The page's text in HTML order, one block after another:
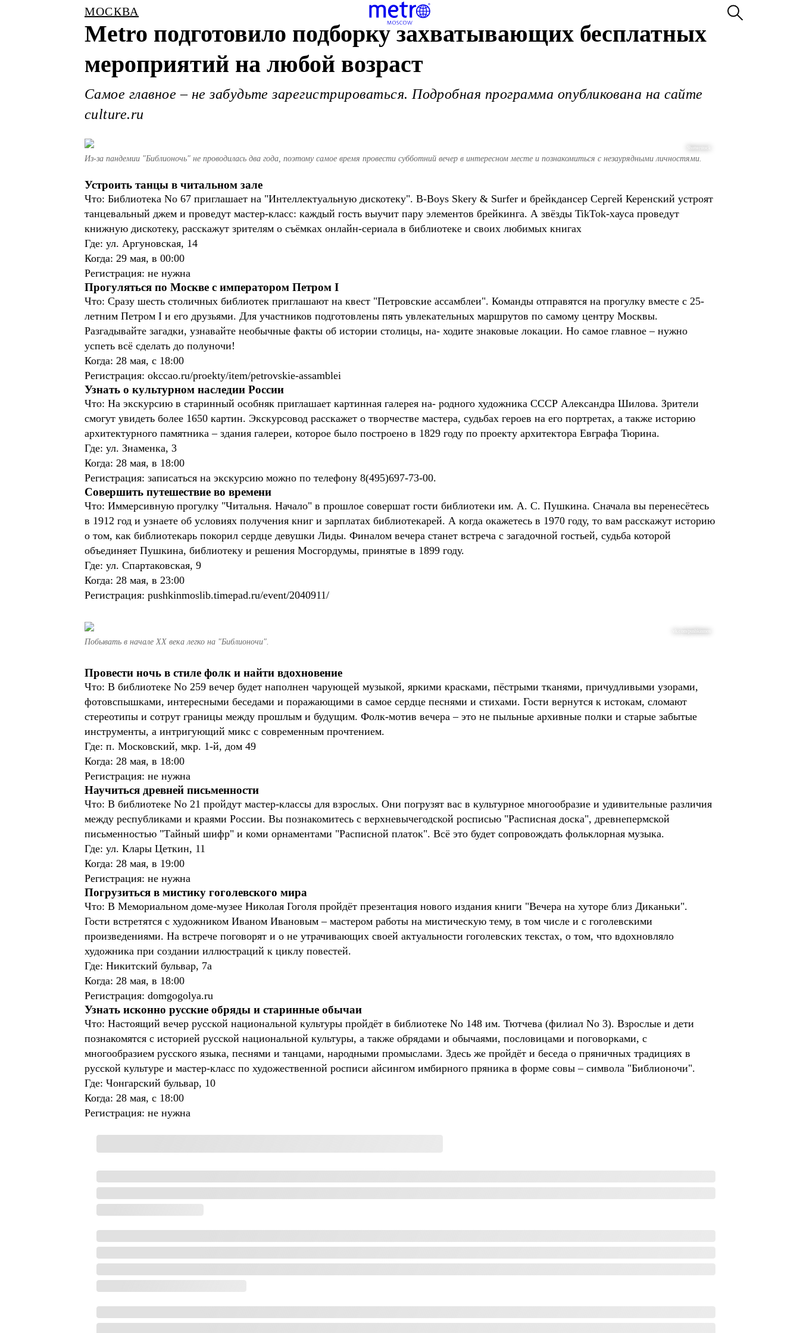
МОСКВА
Metro подготовило подборку захватывающих бесплатных
мероприятий на любой возраст
Самое главное – не забудьте зарегистрироваться. Подробная программа опубликована на сайте
culture.ru
Из-за пандемии "Библионочь" не проводилась два года, поэтому самое время провести субботний вечер в интересном месте и познакомиться с незаурядными личностями.
Устроить танцы в читальном зале
Что: Библиотека No 67 приглашает на "Интеллектуальную дискотеку". B-Boys Skery & Surfer и брейкдансер Сергей Керенский устроят
танцевальный джем и проведут мастер-класс: каждый гость выучит пару элементов брейкинга. А звёзды TikTok-хауса проведут
книжную дискотеку, расскажут зрителям о съёмках онлайн-сериала в библиотеке и своих любимых книгах
Где: ул. Аргуновская, 14
Когда: 29 мая, в 00:00
Регистрация: не нужна
Прогуляться по Москве с императором Петром I
Что: Сразу шесть столичных библиотек приглашают на квест "Петровские ассамблеи". Команды отправятся на прогулку вместе с 25-
летним Петром I и его друзьями. Для участников подготовлены пять увлекательных маршрутов по самому центру Москвы.
Разгадывайте загадки, узнавайте необычные факты об истории столицы, на- ходите знаковые локации. Но самое главное – нужно
успеть всё сделать до полуночи!
Когда: 28 мая, с 18:00
Регистрация: okccao.ru/proekty/item/petrovskie-assamblei
Узнать о культурном наследии России
Что: На экскурсию в старинный особняк приглашает картинная галерея на- родного художника СССР Александра Шилова. Зрители
смогут увидеть более 1650 картин. Экскурсовод расскажет о творчестве мастера, судьбах героев на его портретах, а также историю
архитектурного памятника – здания галереи, которое было построено в 1829 году по проекту архитектора Евграфа Тюрина.
Где: ул. Знаменка, 3
Когда: 28 мая, в 18:00
Регистрация: записаться на экскурсию можно по телефону 8(495)697-73-00.
Совершить путешествие во времени
Что: Иммерсивную прогулку "Читальня. Начало" в прошлое совершат гости библиотеки им. А. С. Пушкина. Сначала вы перенесётесь
в 1912 год и узнаете об условиях получения книг и зарплатах библиотекарей. А когда окажетесь в 1970 году, то вам расскажут историю
о том, как библиотекарь покорил сердце девушки Лиды. Финалом вечера станет встреча с загадочной гостьей, судьба которой
объединяет Пушкина, библиотеку и решения Мосгордумы, принятые в 1899 году.
Где: ул. Спартаковская, 9
Когда: 28 мая, в 23:00
Регистрация: pushkinmoslib.timepad.ru/event/2040911/
vk.com/pushkinmos
Побывать в начале XX века легко на "Библионочи".
Провести ночь в стиле фолк и найти вдохновение
Что: В библиотеке No 259 вечер будет наполнен чарующей музыкой, яркими красками, пёстрыми тканями, причудливыми узорами,
фотовспышками, интересными беседами и поражающими в самое сердце песнями и стихами. Гости вернутся к истокам, сломают
стереотипы и сотрут границы между прошлым и будущим. Фолк-мотив вечера – это не пыльные архивные полки и старые забытые
инструменты, а интригующий микс с современным прочтением.
Где: п. Московский, мкр. 1-й, дом 49
Когда: 28 мая, в 18:00
Регистрация: не нужна
Научиться древней письменности
Что: В библиотеке No 21 пройдут мастер-классы для взрослых. Они погрузят вас в культурное многообразие и удивительные различия
между республиками и краями России. Вы познакомитесь с верхневычегодской росписью "Расписная доска", древнепермской
письменностью "Тайный шифр" и коми орнаментами "Расписной платок". Всё это будет сопровождать фольклорная музыка.
Где: ул. Клары Цеткин, 11
Когда: 28 мая, в 19:00
Регистрация: не нужна
Погрузиться в мистику гоголевского мира
Что: В Мемориальном доме-музее Николая Гоголя пройдёт презентация нового издания книги "Вечера на хуторе близ Диканьки".
Гости встретятся с художником Иваном Ивановым – мастером работы на мистическую тему, в том числе и с гоголевскими
произведениями. На встрече поговорят и о не утрачивающих своей актуальности гоголевских текстах, о том, что вдохновляло
художника при создании иллюстраций к циклу повестей.
Где: Никитский бульвар, 7а
Когда: 28 мая, в 18:00
Регистрация: domgogolya.ru
Узнать исконно русские обряды и старинные обычаи
Что: Настоящий вечер русской национальной культуры пройдёт в библиотеке No 148 им. Тютчева (филиал No 3). Взрослые и дети
познакомятся с историей русской национальной культуры, а также обрядами и обычаями, пословицами и поговорками, с
многообразием русского языка, песнями и танцами, народными промыслами. Здесь же пройдёт и беседа о пряничных традициях в
русской культуре и мастер-класс по художественной росписи айсингом имбирного пряника в форме совы – символа "Библионочи".
Где: Чонгарский бульвар, 10
Когда: 28 мая, с 18:00
Регистрация: не нужна